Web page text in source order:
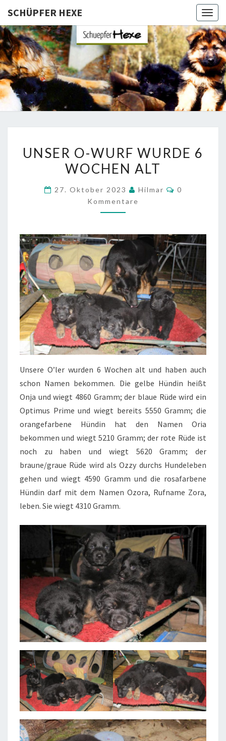
SCHÜPFER HEXE
HEXE
Langhaar
Schäferhunde
Von Den
Schüpfer
Hexen
O-
WURF
WOCHEN
UNSER O-WURF WURDE 6
WOCHEN ALT
27. Oktober 2023 Hilmar Kommentare
0
Kommentare
Unsere O’ler wurden 6 Wochen alt und haben auch
schon Namen bekommen. Die gelbe Hündin heißt
Onja und wiegt 4860 Gramm; der blaue Rüde wird ein
Optimus Prime und wiegt bereits 5550 Gramm; die
orangefarbene Hündin hat den Namen Oria
bekommen und wiegt 5210 Gramm; der rote Rüde ist
noch zu haben und wiegt 5620 Gramm; der
braune/graue Rüde wird als Ozzy durchs Hundeleben
gehen und wiegt 4590 Gramm und die rosafarbene
Hündin darf mit dem Namen Ozora, Rufname Zora,
leben. Sie wiegt 4310 Gramm.